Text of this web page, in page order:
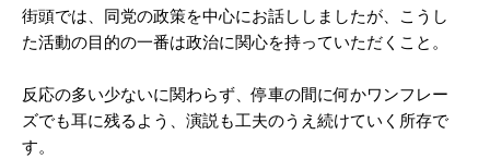
街頭では、同党の政策を中心にお話ししましたが、こうし
た活動の目的の一番は政治に関心を持っていただくこと。
反応の多い少ないに関わらず、停車の間に何かワンフレー
ズでも耳に残るよう、演説も工夫のうえ続けていく所存で
す。